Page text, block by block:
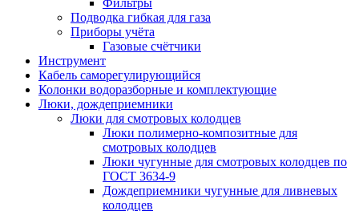
Фильтры
Подводка гибкая для газа
Приборы учёта
Газовые счётчики
Инструмент
Кабель саморегулирующийся
Колонки водоразборные и комплектующие
Люки, дождеприемники
Люки для смотровых колодцев
Люки полимерно-композитные для
смотровых колодцев
Люки чугунные для смотровых колодцев по
ГОСТ 3634-9
Дождеприемники чугунные для ливневых
колодцев